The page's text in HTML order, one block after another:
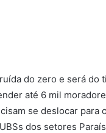
do zero e será do
até 6 mil
se deslocar para
dos setores